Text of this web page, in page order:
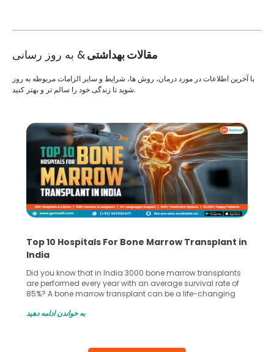
مقالات بهداشتی& به روز رسانی
با آخرین اطلاعات در مورد درمان، روش ها، شرایط و سایر الزامات مربوطه به روز
شوید تا زندگی خود را سالم تر و بهتر کنید.
Marrow Transplant in
marrow transplants
average survival rate of
can be a life-changing
some of the world’s
Recognizing Critical
Did you know that the frontal lobe of
common site for tumor occurrence?
key part of your brain and is